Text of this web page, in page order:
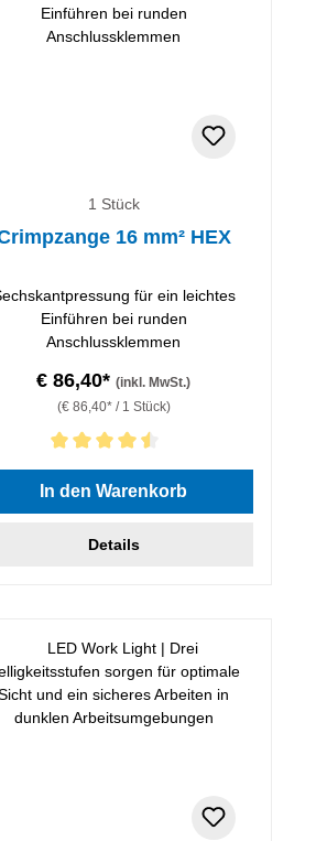
1 Stück
16 mm² HEX
für ein leichtes
Einführen bei runden
Anschlussklemmen
€ 86,40*(inkl. MwSt.)
(€ 86,40* / 1 Stück)
Bewertung von 4.5 von 5
In den Warenkorb
Details